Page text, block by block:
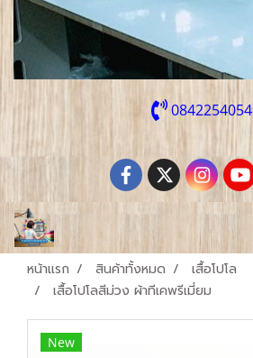
0842254054
หน้าแรก สินค้าทั้งหมด
เสื้อโปโล
เสื้อโปโลสีม่วง ผ้าทีเคพรีเมี่ยม
New